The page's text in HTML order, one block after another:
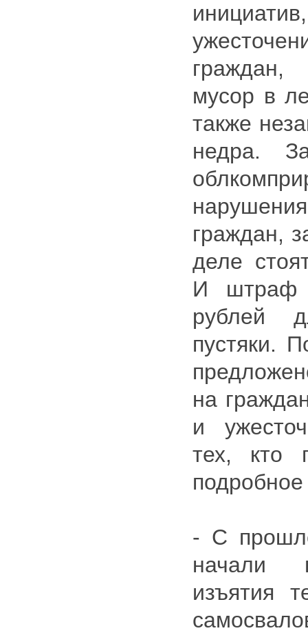
мусор в
также
недра.
граждан,
деле
И штраф
рублей
пустяки.
на
и
тех, кто
- С
начали
изъятия